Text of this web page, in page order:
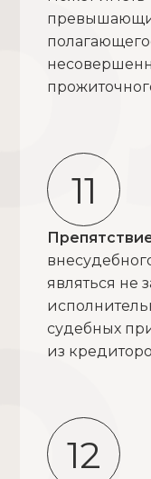
11
являться не
судебных
из
12